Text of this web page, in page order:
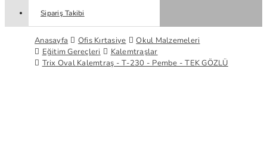
Sipariş Takibi
Anasayfa Ofis Kırtasiye
Okul Malzemeleri
Eğitim Gereçleri
Kalemtraşlar
Trix Oval Kalemtraş - T-230 - Pembe - TEK GÖZLÜ